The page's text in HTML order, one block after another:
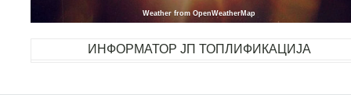
Weather from OpenWeatherMap
ИНФОРМАТОР ЈП ТОПЛИФИКАЦИЈА